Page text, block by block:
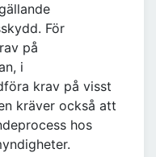
För
på
i
krav på visst
kräver också att
hos